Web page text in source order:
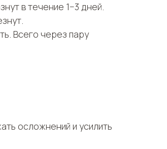
в течение 1−3 дней.
Всего через пару
осложнений и усилить